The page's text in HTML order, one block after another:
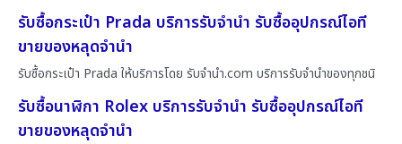
รับซื้อกระเป๋า Prada บริการรับจำนำ รับซื้ออุปกรณ์ไอที
ขายของหลุดจำนำ
รับซื้อกระเป๋า Prada ให้บริการโดย รับจํานํา.com บริการรับจำนำของทุกชนิ
รับซื้อนาฬิกา Rolex บริการรับจำนำ รับซื้ออุปกรณ์ไอที
ขายของหลุดจำนำ